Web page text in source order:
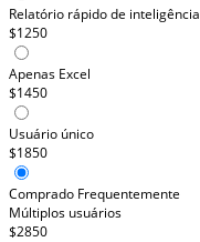
Relatório rápido de inteligência
$1250
Apenas Excel
$1450
Usuário único
$1850
Comprado Frequentemente
Múltiplos usuários
$2850